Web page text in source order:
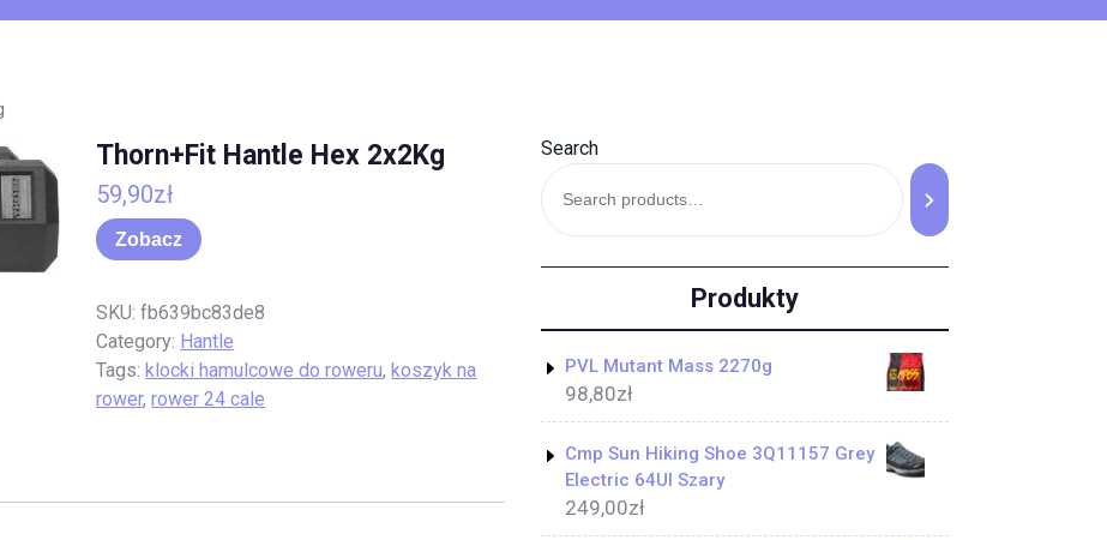
Thorn+Fit Hantle Hex 2x2Kg
59,90zł
Zobacz
SKU:fb639bc83de8
Category: Hantle
Tags: klocki hamulcowe do roweru, koszyk na
rower,rower 24 cale
Search
Produkty
PVL Mutant Mass 2270g
98,80zł
Cmp Sun Hiking Shoe 3Q11157 Grey
Electric 64Ul Szary
249,00zł